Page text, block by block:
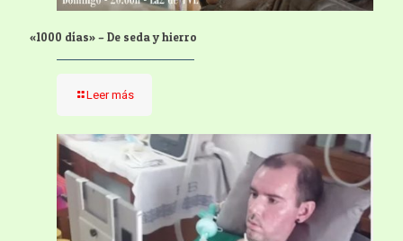
«1000 días» – De seda y hierro
Leer más